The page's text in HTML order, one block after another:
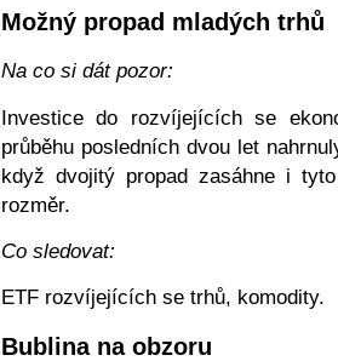
Možný propad mladých trhů
Na co si dát pozor:
Investice do rozvíjejících se
průběhu posledních dvou let
když dvojitý propad zasáhne i
rozměr.
Co sledovat:
ETF rozvíjejících se trhů, komodity.
Bublina na obzoru